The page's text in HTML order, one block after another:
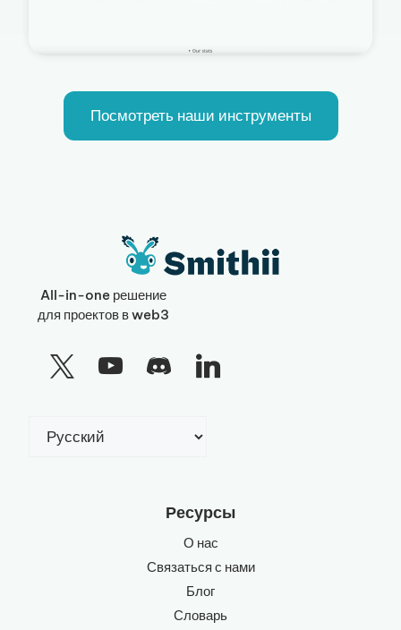
Посмотреть наши инструменты
All-in-one решение
для проектов в web3
язык
Ресурсы
О нас
Связаться с нами
Блог
Словарь